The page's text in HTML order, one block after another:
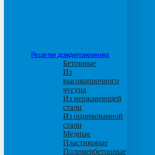
Решетки дождеприемника
Бетонные
Из
высокопрочного
чугуна
Из нержавеющей
стали
Из оцинкованной
стали
Медные
Пластиковые
Полимербетонные